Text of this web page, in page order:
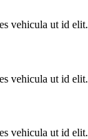
vehicula ut id elit.
vehicula ut id elit.
vehicula ut id elit.